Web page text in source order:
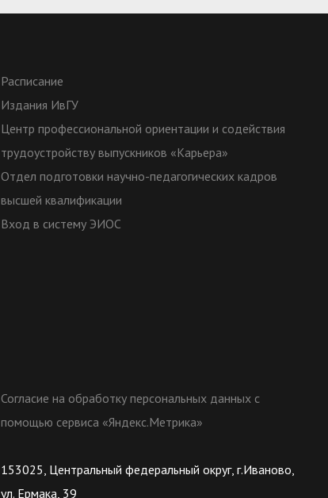
Расписание
Издания ИвГУ
Центр профессиональной ориентации и содействия
трудоустройству выпускников «Карьера»
Отдел подготовки научно-педагогических кадров
высшей квалификации
Вход в систему ЭИОС
Согласие на обработку персональных данных с
помощью сервиса «Яндекс.Метрика»
153025, Центральный федеральный округ, г.Иваново,
ул. Ермака, 39